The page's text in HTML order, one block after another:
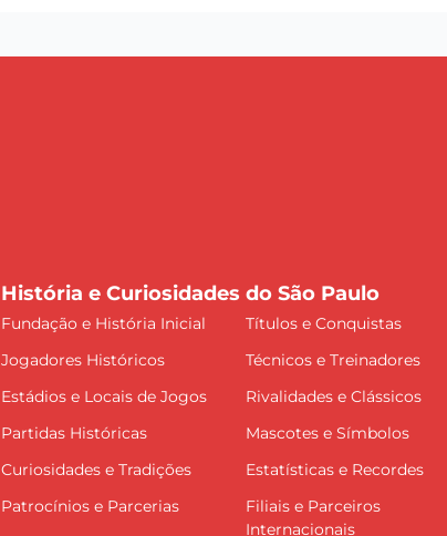
História e Curiosidades do São Paulo
Fundação e História Inicial
Títulos e Conquistas
Jogadores Históricos
Técnicos e Treinadores
Estádios e Locais de Jogos
Rivalidades e Clássicos
Partidas Históricas
Mascotes e Símbolos
Curiosidades e Tradições
Estatísticas e Recordes
Patrocínios e Parcerias
Filiais e Parceiros
Internacionais